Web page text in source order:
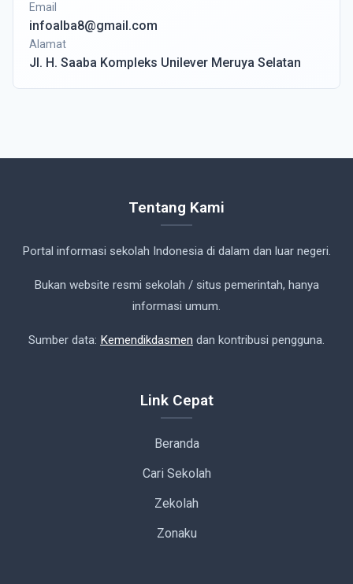
Email
infoalba8@gmail.com
Alamat
Jl. H. Saaba Kompleks Unilever Meruya Selatan
Tentang Kami
Portal informasi sekolah Indonesia di dalam dan luar negeri.
Bukan website resmi sekolah / situs pemerintah, hanya
informasi umum.
Sumber data: Kemendikdasmen dan kontribusi pengguna.
Link Cepat
Beranda
Cari Sekolah
Zekolah
Zonaku